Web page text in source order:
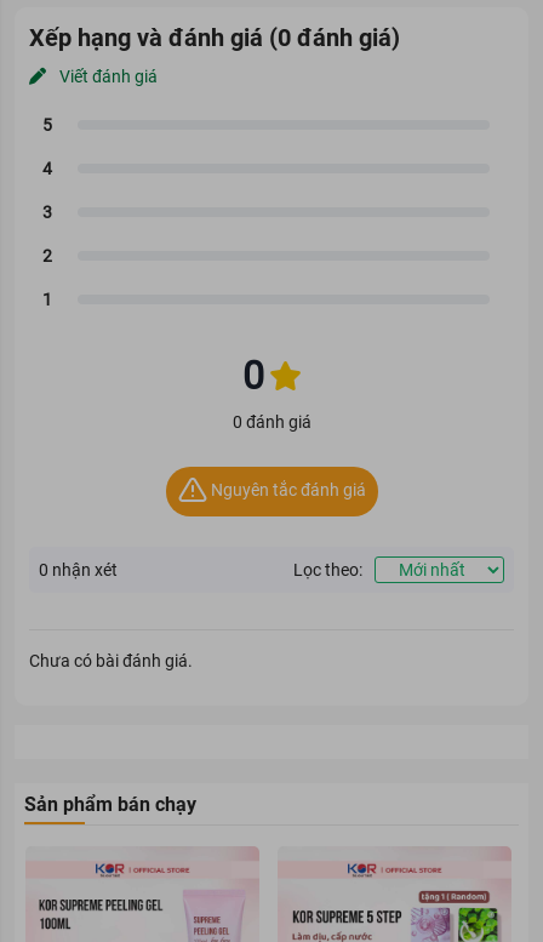
Xếp hạng và đánh giá (0 đánh giá)
Viết đánh giá
0
0 đánh giá
Nguyên tắc đánh giá
0 nhận xét Lọc theo:
Chưa có bài đánh giá.
Sản phẩm bán chạy